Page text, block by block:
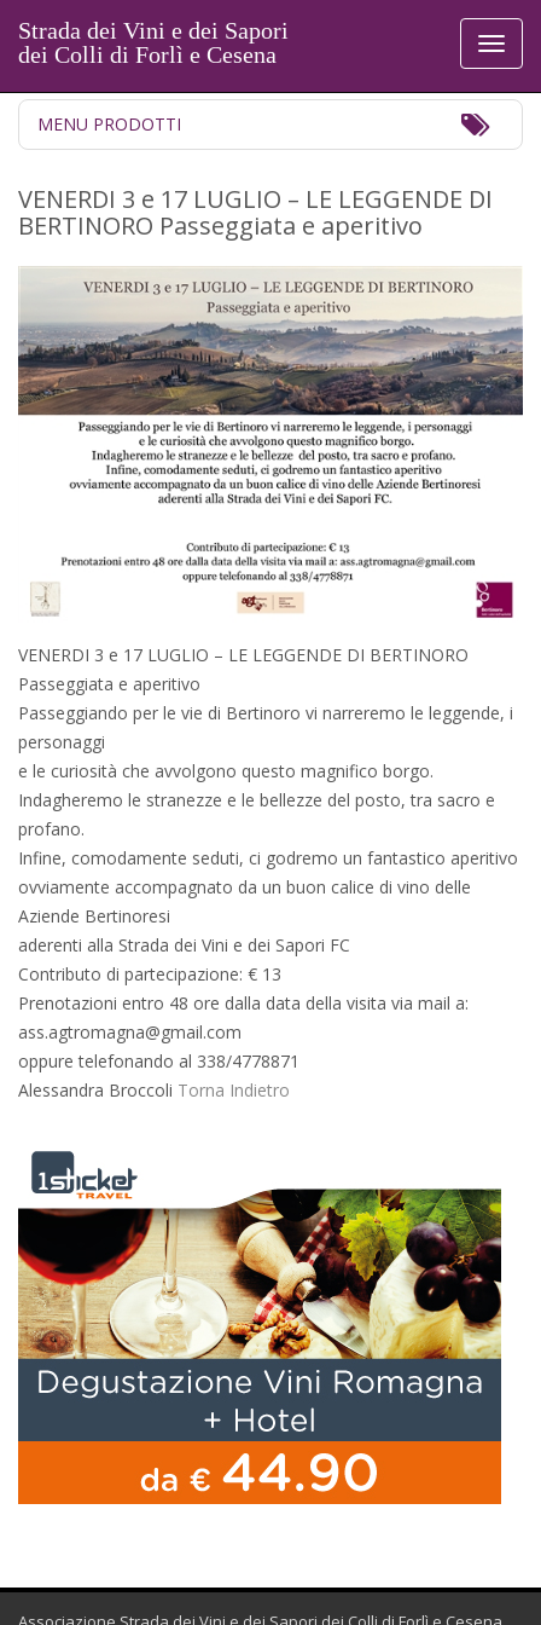
Strada dei Vini e dei Sapori
dei Colli di Forlì e Cesena
MENU PRODOTTI
​VENERDI 3 e 17 LUGLIO – LE LEGGENDE DI
BERTINORO Passeggiata e aperitivo
VENERDI 3 e 17 LUGLIO – LE LEGGENDE DI BERTINORO
Passeggiata e aperitivo
Passeggiando per le vie di Bertinoro vi narreremo le leggende, i
personaggi
e le curiosità che avvolgono questo magnifico borgo.
Indagheremo le stranezze e le bellezze del posto, tra sacro e
profano.
Infine, comodamente seduti, ci godremo un fantastico aperitivo
ovviamente accompagnato da un buon calice di vino delle
Aziende Bertinoresi
aderenti alla Strada dei Vini e dei Sapori FC
Contributo di partecipazione: € 13
Prenotazioni entro 48 ore dalla data della visita via mail a:
ass.agtromagna@gmail.com
oppure telefonando al 338/4778871
Alessandra Broccoli Torna Indietro